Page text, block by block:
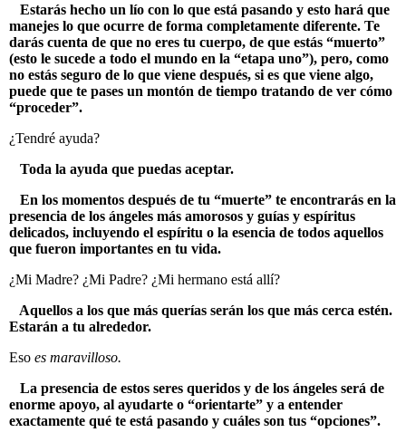
Estarás hecho un lío con lo que está pasando y esto hará que
manejes lo que ocurre de forma completamente diferente. Te
darás cuenta de que no eres tu cuerpo, de que estás “muerto”
(esto le sucede a todo el mundo en la “etapa uno”), pero, como
no estás seguro de lo que viene después, si es que viene algo,
puede que te pases un montón de tiempo tratando de ver cómo
“proceder”.
¿Tendré ayuda?
Toda la ayuda que puedas aceptar.
En los momentos después de tu “muerte” te encontrarás en la
presencia de los ángeles más amorosos y guías y espíritus
delicados, incluyendo el espíritu o la esencia de todos aquellos
que fueron importantes en tu vida.
¿Mi Madre? ¿Mi Padre? ¿Mi hermano está allí?
Aquellos a los que más querías serán los que más cerca estén.
Estarán a tu alrededor.
Eso es maravilloso.
La presencia de estos seres queridos y de los ángeles será de
enorme apoyo, al ayudarte o “orientarte” y a entender
exactamente qué te está pasando y cuáles son tus “opciones”.